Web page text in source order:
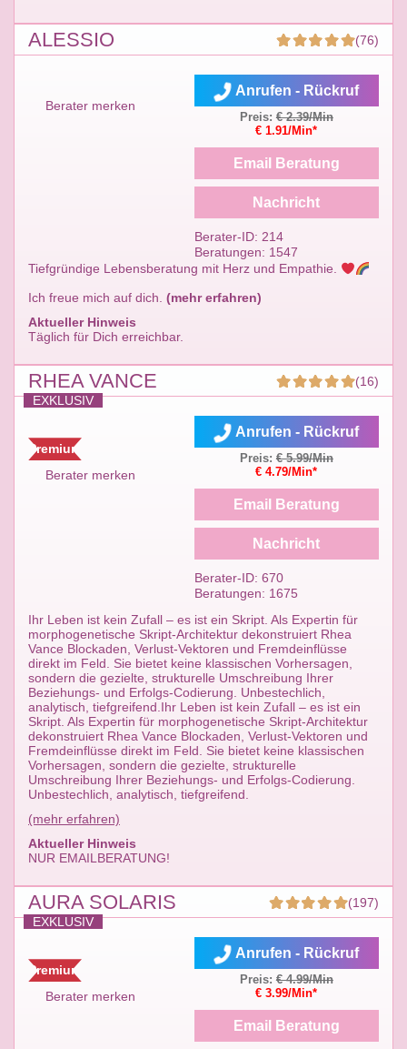
ALESSIO (76)
Berater merken
Tiefgründige Lebensberatung mit Herz und Empathie.
Ich freue mich auf dich. (mehr erfahren)
Aktueller Hinweis
Täglich für Dich erreichbar.
Anrufen - Rückruf
Preis:€ 2.39/Min
€ 1.91/Min*
Email Beratung
Nachricht
Berater-ID: 214
Beratungen: 1547
RHEA VANCE
(16)
EXKLUSIV
Premium
Berater merken
​Ihr Leben ist kein Zufall – es ist ein Skript. Als Expertin für
morphogenetische Skript-Architektur dekonstruiert Rhea
Vance Blockaden, Verlust-Vektoren und Fremdeinflüsse
direkt im Feld. Sie bietet keine klassischen Vorhersagen,
sondern die gezielte, strukturelle Umschreibung Ihrer
Beziehungs- und Erfolgs-Codierung. Unbestechlich,
analytisch, tiefgreifend.Ihr Leben ist kein Zufall – es ist ein
Skript. Als Expertin für morphogenetische Skript-Architektur
dekonstruiert Rhea Vance Blockaden, Verlust-Vektoren und
Fremdeinflüsse direkt im Feld. Sie bietet keine klassischen
Vorhersagen, sondern die gezielte, strukturelle
Umschreibung Ihrer Beziehungs- und Erfolgs-Codierung.
Unbestechlich, analytisch, tiefgreifend.
(mehr erfahren)
Aktueller Hinweis
NUR EMAILBERATUNG!
Anrufen - Rückruf
Preis:€ 5.99/Min
€ 4.79/Min*
Email Beratung
Nachricht
Berater-ID: 670
Beratungen: 1675
AURA SOLARIS
(197)
EXKLUSIV
Premium
Berater merken
Anrufen - Rückruf
Preis:€ 4.99/Min
€ 3.99/Min*
Email Beratung